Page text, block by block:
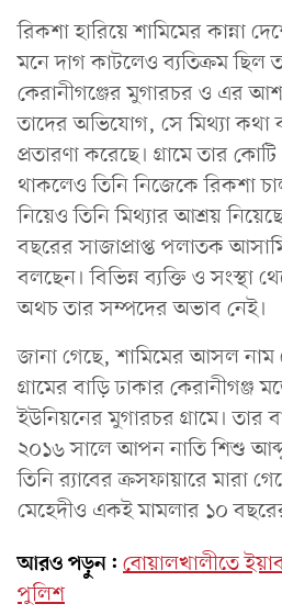
রিকশা হারিয়ে শামিমের কান্না
মনে দাগ কাটলেও ব্যতিক্রম ছিল
কেরানীগঞ্জের মুগারচর ও এর
তাদের অভিযোগ, সে মিথ্যা কথা
প্রতারণা করেছে। গ্রামে তার
থাকলেও তিনি নিজেকে রিকশা
নিয়েও তিনি মিথ্যার আশ্রয়
বছরের সাজাপ্রাপ্ত পলাতক
বলছেন। বিভিন্ন ব্যক্তি ও সংস্থা
অথচ তার সম্পদের অভাব নেই।
জানা গেছে, শামিমের আসল নাম
গ্রামের বাড়ি ঢাকার কেরানীগঞ্জ
ইউনিয়নের মুগারচর গ্রামে। তার
২০১৬ সালে আপন নাতি শিশু
তিনি র‌্যাবের ক্রসফায়ারে মারা
মেহেদীও একই মামলার ১০
আরও পড়ুন: বোয়ালখালীতে
পুলিশ